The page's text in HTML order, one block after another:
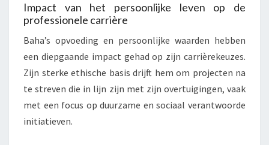
Impact van het persoonlijke leven op de
professionele carrière
Baha’s opvoeding en persoonlijke waarden hebben
een diepgaande impact gehad op zijn carrièrekeuzes.
Zijn sterke ethische basis drijft hem om projecten na
te streven die in lijn zijn met zijn overtuigingen, vaak
met een focus op duurzame en sociaal verantwoorde
initiatieven.